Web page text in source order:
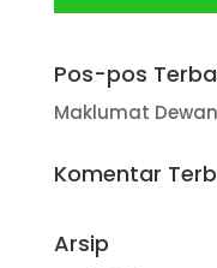
Pos-pos
Maklumat
Komentar
Arsip